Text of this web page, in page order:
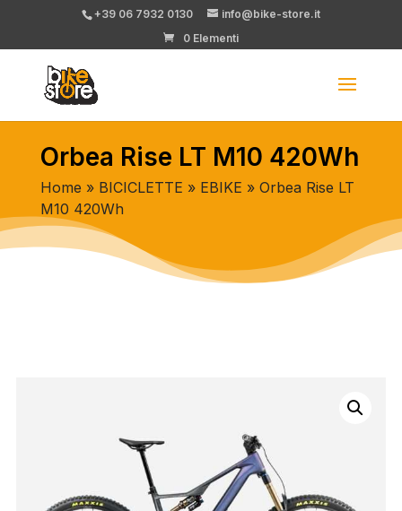
+39 06 7932 0130
info@bike-store.it
0 Elementi
Orbea Rise LT M10 420Wh
Home » BICICLETTE » EBIKE » Orbea Rise LT
M10 420Wh